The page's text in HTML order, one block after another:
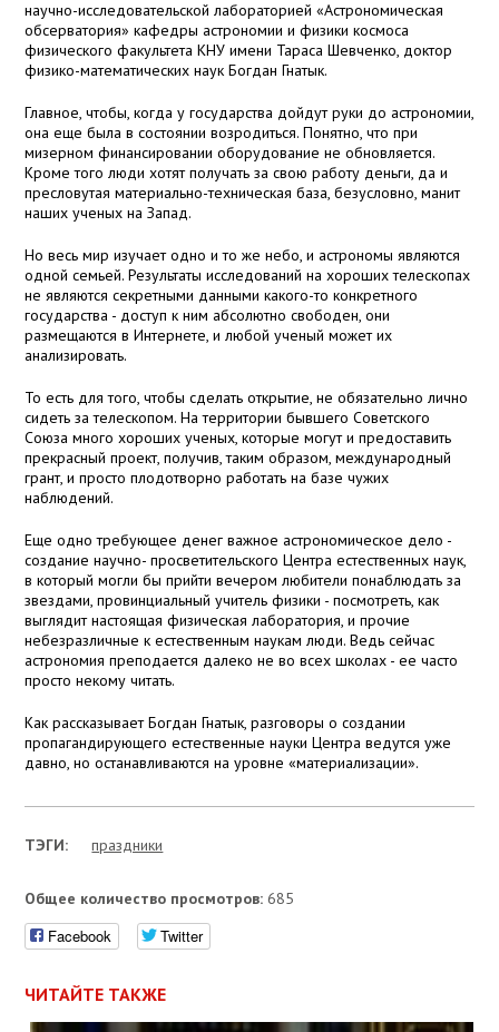
научно-исследовательской лабораторией «Астрономическая
обсерватория» кафедры астрономии и физики космоса
физического факультета КНУ имени Тараса Шевченко, доктор
физико-математических наук Богдан Гнатык.
Главное, чтобы, когда у государства дойдут руки до астрономии,
она еще была в состоянии возродиться. Понятно, что при
мизерном финансировании оборудование не обновляется.
Кроме того люди хотят получать за свою работу деньги, да и
пресловутая материально-техническая база, безусловно, манит
наших ученых на Запад.
Но весь мир изучает одно и то же небо, и астрономы являются
одной семьей. Результаты исследований на хороших телескопах
не являются секретными данными какого-то конкретного
государства - доступ к ним абсолютно свободен, они
размещаются в Интернете, и любой ученый может их
анализировать.
То есть для того, чтобы сделать открытие, не обязательно лично
сидеть за телескопом. На территории бывшего Советского
Союза много хороших ученых, которые могут и предоставить
прекрасный проект, получив, таким образом, международный
грант, и просто плодотворно работать на базе чужих
наблюдений.
Еще одно требующее денег важное астрономическое дело -
создание научно- просветительского Центра естественных наук,
в который могли бы прийти вечером любители понаблюдать за
звездами, провинциальный учитель физики - посмотреть, как
выглядит настоящая физическая лаборатория, и прочие
небезразличные к естественным наукам люди. Ведь сейчас
астрономия преподается далеко не во всех школах - ее часто
просто некому читать.
Как рассказывает Богдан Гнатык, разговоры о создании
пропагандирующего естественные науки Центра ведутся уже
давно, но останавливаются на уровне «материализации».
ТЭГИ: праздники
Общее количество просмотров: 685
Facebook Twitter
ЧИТАЙТЕ ТАКЖЕ